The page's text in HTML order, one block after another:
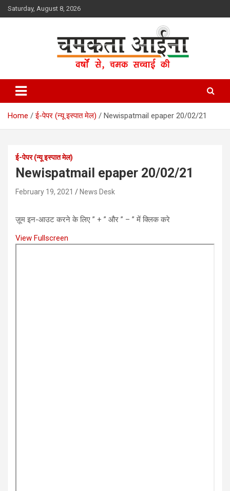
Skip
to
Saturday, August 8, 2026
Chamakta Aina
Home ई-पेपर (न्यू इस्पात मेल) Newispatmail epaper 20/02/21
ई-पेपर (न्यू इस्पात मेल)
Newispatmail epaper 20/02/21
February 19, 2021 News Desk
ज़ूम इन-आउट करने के लिए ” + ” और ” – ” में क्लिक करे
View Fullscreen